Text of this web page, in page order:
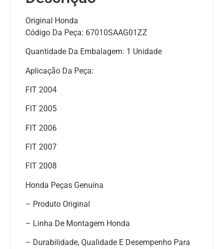
Original Honda
Código Da Peça: 67010SAAG01ZZ
Quantidade Da Embalagem: 1 Unidade
Aplicação Da Peça:
FIT 2004
FIT 2005
FIT 2006
FIT 2007
FIT 2008
Honda Peças Genuína
– Produto Original
– Linha De Montagem Honda
– Durabilidade, Qualidade E Desempenho Para